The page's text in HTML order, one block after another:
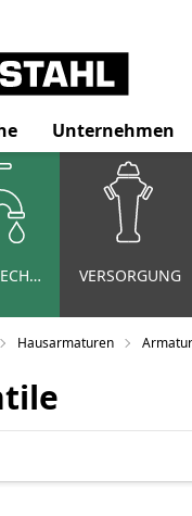
Unternehmen
SANITÄRTECHNIK VERSORGUNG
Hausarmaturen